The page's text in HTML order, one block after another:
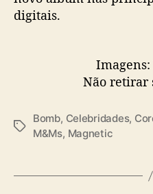
digitais.
Não retirar
T
Bomb, Celebridades,
M&Ms, Magnetic